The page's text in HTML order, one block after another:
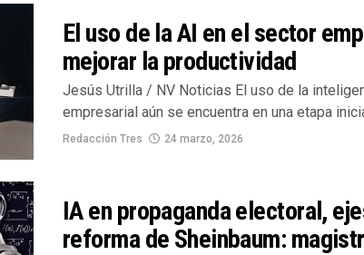
El uso de la AI en el sector
mejorar la productividad
Jesús Utrilla / NV Noticias El uso de la
empresarial aún se encuentra en una etapa
Redacción Tres 24 marzo, 2026
IA en propaganda electoral,
reforma de Sheinbaum: